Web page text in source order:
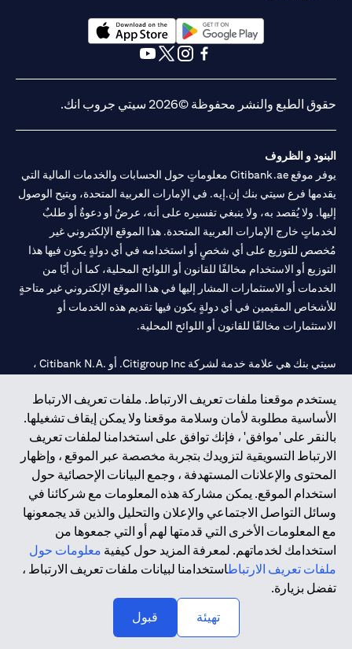
يستخدم موقعنا ملفات تعريف الارتباط. ملفات تعريف الارتباط
الأساسية مطلوبة لأمان وسلامة موقعنا ولا يمكن إيقاف تشغيلها.
بالنقر على 'موافق' ، فإنك توافق على استخدامنا لملفات تعريف
الارتباط التسويقية لتزويدك بتجربة مخصصة عبر الموقع ، وإظهار
المحتوى والإعلانات المستهدفة ، وجمع البيانات الإحصائية حول
استخدام الموقع. يمكن مشاركة هذه المعلومات مع شركائنا في
وسائل التواصل الاجتماعي والإعلان والتحليل والذين قد يجمعونها
مع المعلومات الأخرى التي قدمتها لهم أو التي جمعوها من
استخدامك لخدماتهم. لمعرفة المزيد حول كيفية معلومات حول
ملفات تعريف الارتباطاستخدامنا لبيانات ملفات تعريف الارتباط ،
تفضل بزيارة.
تهيئة
قبول
(opens in a new tab)
حقوق الطبع والنشر محفوظة ©2026 سيتي جروب انك.
البنود و الظروف
يوفر موقع Citibank.ae معلوماتٍ حول الحسابات والخدمات المالية التي
يقدمها فرع سيتي بنك إن.إيه. في الإمارات العربية المتحدة، ويتيح الوصول
إليها. ولا يُقصد به، ولا ينبغي تفسيره على أنه، عرضٌ أو دعوةٌ أو طلبٌ
لخدماتٍ خارج الإمارات العربية المتحدة. هذا الموقع الإلكتروني غير
مُخصص للتوزيع على أي شخصٍ أو استخدامه في أي دولةٍ يكون فيها هذا
التوزيع أو الاستخدام مخالفًا للقانون أو اللوائح المحلية، كما أن أيًا من
الخدمات أو الاستثمارات المشار إليها في هذا الموقع الإلكتروني غير متاحةٍ
للأشخاص المقيمين في أي دولةٍ يكون فيها تقديم هذه الخدمات أو
الاستثمارات مخالفًا للقانون أو اللوائح المحلية.
سيتي بنك هي علامة خدمة لشركة Citigroup Inc. أو .Citibank N.A ،
سيتي بنك إن. إيه. الإمارات مسجل لدى مصرف الإمارات المركزي تحت
أرقام التراخيص 202563 لفرع الوصل في دبي، 531989 لفرع مول
الإمارات في دبي، وCN-1002019لفرع أبوظبي. هاتف: 4000 311 04.
فرع سيتي بنك إن إيه - الإمارات العربية المتحدة مرخص من مصرف
الإمارات العربية المتحدة المركزي كفرع لبنك أجنبي.
سيتي بنك إن إيه الإمارات العربية المتحدة مرخص من هيئة الأوراق المالية
والسلع في الإمارات العربية المتحدة ("SCA") للقيام بالنشاط المالي لـ أ)
الاستشارات المالية والتعريف والترويج بموجب ترخيص رقم
20200000097 ب) وسيط تداول في الأسواق الدولية بموجب ترخيص
حقوق الطبع والنشر محفوظة ©2026 سيتي جروب انك.